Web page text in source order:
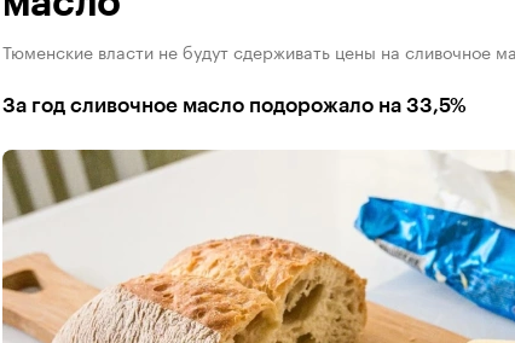
Тюменские власти не будут сдерживать цены на сливочное
За год сливочное масло подорожало на 33,5%